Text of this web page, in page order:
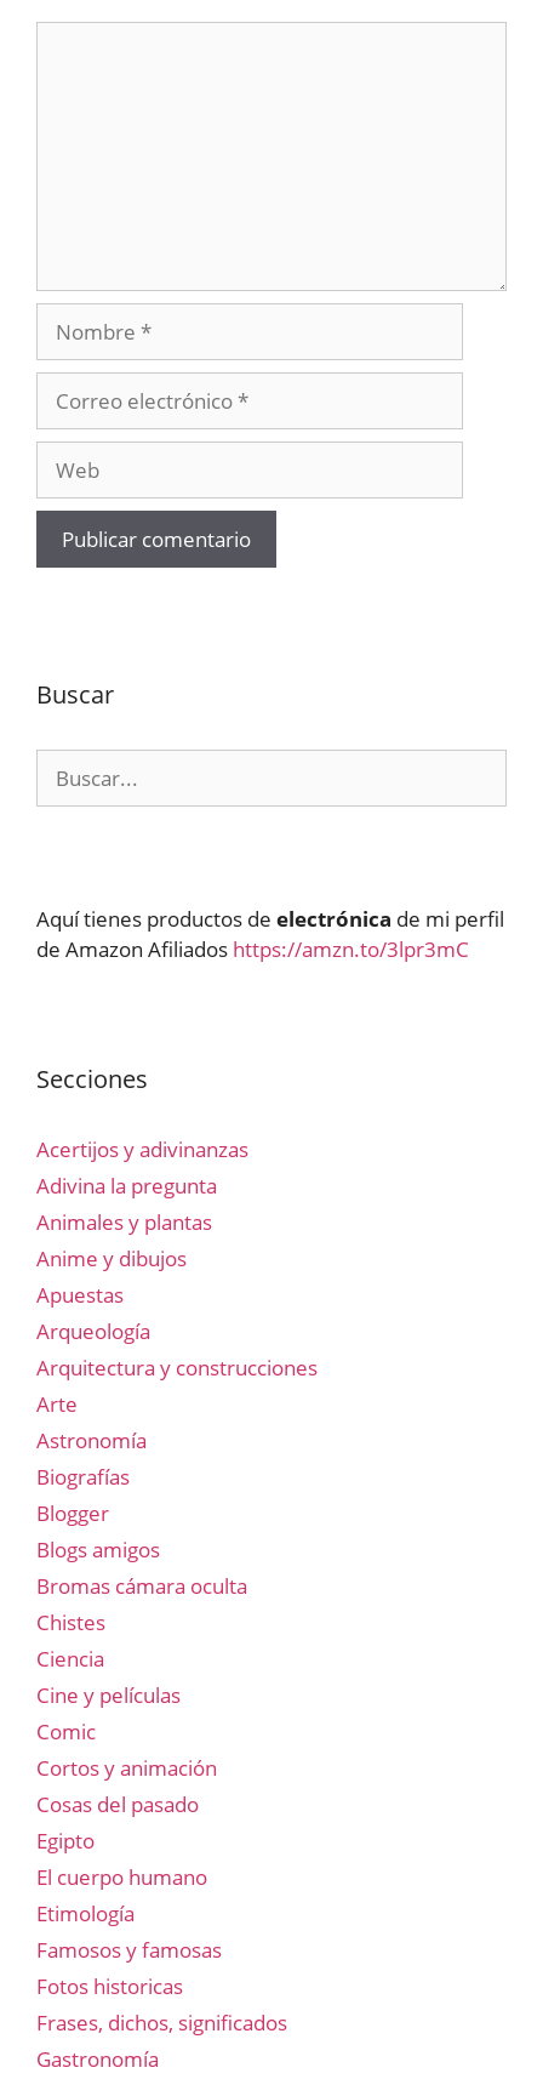
Nombre
electrónico
Buscar
Aquí tienes productos de electrónica de mi perfil
de Amazon Afiliados https://amzn.to/3lpr3mC
Secciones
Acertijos y adivinanzas
Adivina la pregunta
Animales y plantas
Anime y dibujos
Apuestas
Arqueología
Arquitectura y construcciones
Arte
Astronomía
Biografías
Blogger
Blogs amigos
Bromas cámara oculta
Chistes
Ciencia
Cine y películas
Comic
Cortos y animación
Cosas del pasado
Egipto
El cuerpo humano
Etimología
Famosos y famosas
Fotos historicas
Frases, dichos, significados
Gastronomía